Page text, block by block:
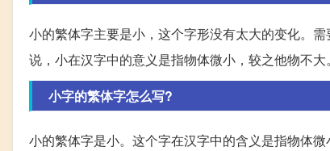
小的繁体字主要是小，这个字形没有太大的变化。
说，小在汉字中的意义是指物体微小，较之他物不大。
小字的繁体字怎么写?
小的繁体字是小。这个字在汉字中的含义是指物体